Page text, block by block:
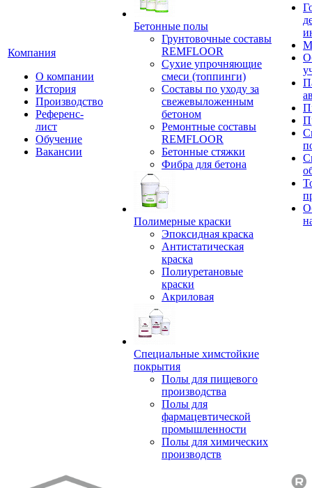
Компания
О компании
История
Производство
Референс-
лист
Обучение
Вакансии
Бетонные полы
Грунтовочные составы
REMFLOOR
Сухие упрочняющие
смеси (топпинги)
Составы по уходу за
свежевыложенным
бетоном
Ремонтные составы
REMFLOOR
Бетонные стяжки
Фибра для бетона
Полимерные краски
Эпоксидная краска
Антистатическая
краска
Полиуретановые
краски
Акриловая
Специальные химстойкие
покрытия
Полы для пищевого
производства
Полы для
фармацевтической
промышленности
Полы для химических
производств